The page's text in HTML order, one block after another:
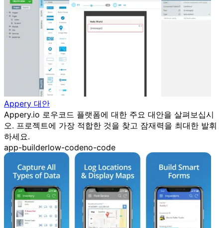
Appery 대안
Appery.io 로우코드 플랫폼에 대한 주요 대안을 살펴보십시
오. 프로젝트에 가장 적합한 것을 찾고 잠재력을 최대한 발휘
하세요.
app-builderlow-codeno-code